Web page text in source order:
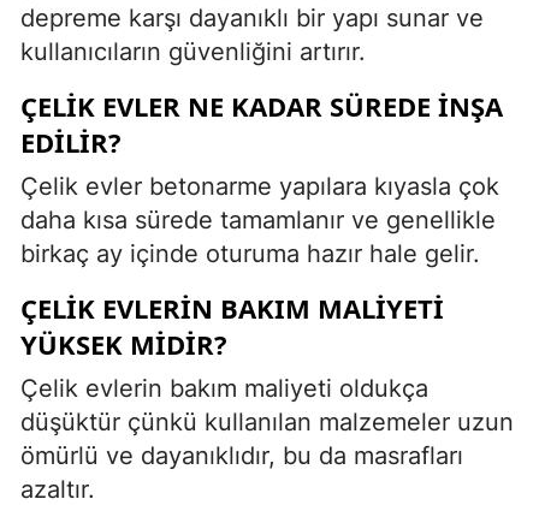
depreme karşı dayanıklı bir yapı sunar ve
kullanıcıların güvenliğini artırır.
ÇELIK EVLER NE KADAR SÜREDE INŞA
EDILIR?
Çelik evler betonarme yapılara kıyasla çok
daha kısa sürede tamamlanır ve genellikle
birkaç ay içinde oturuma hazır hale gelir.
ÇELIK EVLERIN BAKIM MALIYETI
YÜKSEK MIDIR?
Çelik evlerin bakım maliyeti oldukça
düşüktür çünkü kullanılan malzemeler uzun
ömürlü ve dayanıklıdır, bu da masrafları
azaltır.